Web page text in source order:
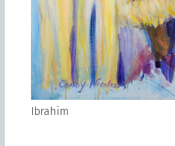
Ibrahim